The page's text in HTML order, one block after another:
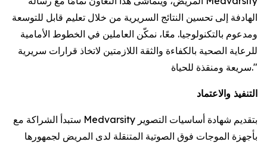
الهادفة إلى تحسين النتائج السريرية من خلال تعليم قابل للتوسعة
ومدعوم بالتكنولوجيا. معًا، نمكّن العاملين في الخطوط الأمامية
للرعاية الصحية بالكفاءة والثقة اللازمتين لاتخاذ قرارات سريرية
سريعة ومنقذة للحياة."
التنفيذ والاعتماد
ستبدأ الشراكة مع Medvarsity بتقديم شهادة أساسيات التصوير
بأجهزة الموجات فوق الصوتية المتنقلة لدى المريض لجمهورها